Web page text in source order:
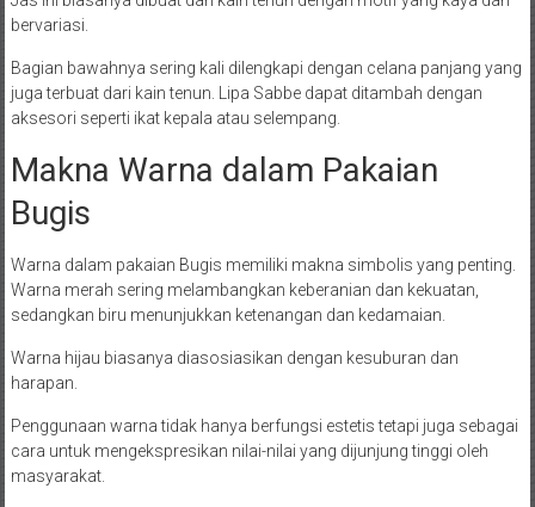
bervariasi.
Bagian bawahnya sering kali dilengkapi dengan celana panjang yang
juga terbuat dari kain tenun. Lipa Sabbe dapat ditambah dengan
aksesori seperti ikat kepala atau selempang.
Makna Warna dalam Pakaian
Bugis
Warna dalam pakaian Bugis memiliki makna simbolis yang penting.
Warna merah sering melambangkan keberanian dan kekuatan,
sedangkan biru menunjukkan ketenangan dan kedamaian.
Warna hijau biasanya diasosiasikan dengan kesuburan dan
harapan.
Penggunaan warna tidak hanya berfungsi estetis tetapi juga sebagai
cara untuk mengekspresikan nilai-nilai yang dijunjung tinggi oleh
masyarakat.